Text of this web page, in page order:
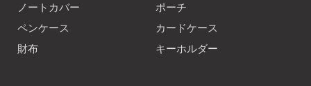
ノートカバー
ポーチ
ペンケース
カードケース
財布
キーホルダー